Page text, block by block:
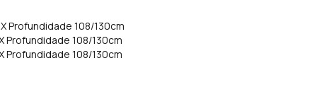
Profundidade 108/130cm
Profundidade 108/130cm
Profundidade 108/130cm